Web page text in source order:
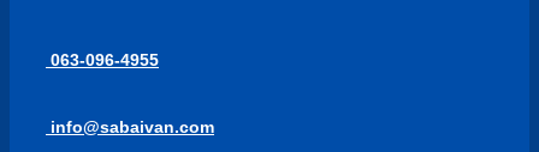
063-096-4955
info@sabaivan.com